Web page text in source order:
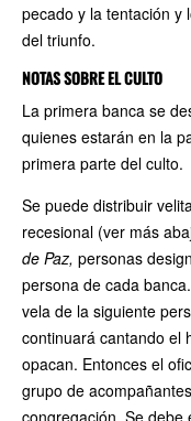
pecado y la tentación y
del triunfo.
NOTAS SOBRE EL CULTO
La primera banca se
quienes estarán en la
primera parte del culto.
Se puede distribuir
recesional (ver más
de Paz, personas
persona de cada
vela de la siguiente
continuará cantando el
opacan. Entonces el
grupo de
congregación. Se debe